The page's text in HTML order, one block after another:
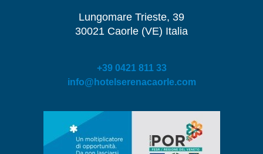
Lungomare Trieste, 39
30021 Caorle (VE) Italia
+39 0421 811 33
info@hotelserenacaorle.com